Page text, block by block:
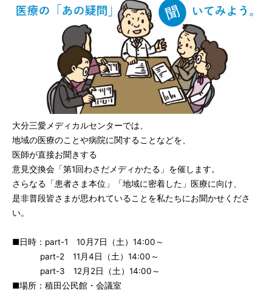
大分三愛メディカルセンターでは、
地域の医療のことや病院に関することなどを、
医師が直接お聞きする
意見交換会「第1回わさだメディかたる」を催します。
さらなる「患者さま本位」「地域に密着した」医療に向け、
是非普段皆さまが思われていることを私たちにお聞かせくださ
い。
■日時：part-1 10月7日（土）14:00～
part-2 11月4日（土）14:00～
part-3 12月2日（土）14:00～
■場所：稙田公民館・会議室